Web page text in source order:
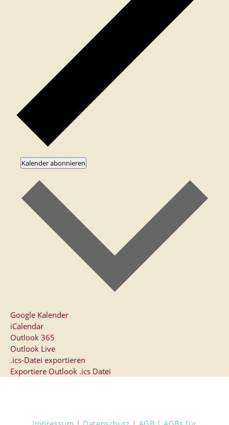
Kalender abonnieren
Google Kalender
iCalendar
Outlook 365
Outlook Live
.ics-Datei exportieren
Exportiere Outlook .ics Datei